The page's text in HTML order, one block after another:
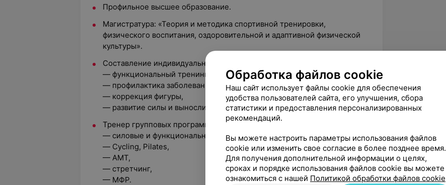
Профильное высшее образование.
Магистратура: «Теория и методика спортивной тренировки,
физического воспитания, оздоровительной и адаптивной физической
культуры».
Составление индивидуальных программ:
— функциональный тренинг,
— профилактика заболеваний опорно-двигательного аппарата,
— коррекция фигуры,
— развитие силы и выносливости.
Тренер групповых программ:
— силовые и функциональные программы,
— Cycling, Pilates,
— AMT,
— стретчинг,
— МФР.
Обработка файлов cookie
Наш сайт использует файлы cookie для обеспечения
удобства пользователей сайта, его улучшения, сбора
статистики и предоставления персонализированных
рекомендаций.
Вы можете настроить параметры использования файлов
cookie или изменить свое согласие в более позднее время.
Для получения дополнительной информации о целях,
сроках и порядке использования файлов cookie вы можете
ознакомиться с нашей Политикой обработки файлов cookie